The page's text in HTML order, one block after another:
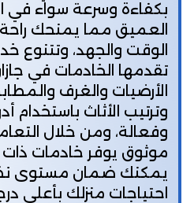
بكفاءة وسرعة سواء في
العميق مما يمنحك راحة
الوقت والجهد، وتتنوع
تقدمها الخادمات في
الأرضيات والغرف
وترتيب الأثاث باستخدام
وفعالة، ومن خلال
موثوق يوفر خادمات ذات
يمكنك ضمان مستوى
احتياجات منزلك بأعلى